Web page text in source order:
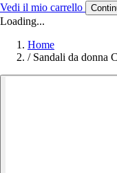
Vedi il mio carrello
Loading...
Home
/ Sandali da donna